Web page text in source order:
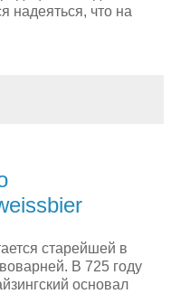
надеяться, что на
старейшей в
В 725 году
основал